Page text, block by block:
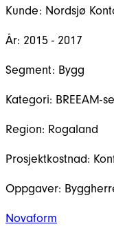
Kunde: Nordsjø
År: 2015 - 2017
Segment: Bygg
Kategori: BREEAM-
Region: Rogaland
Prosjektkostnad:
Oppgaver:
Novaform